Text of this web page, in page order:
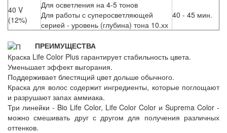
40 V
(12%)
Для осветления на 4-5 тонов
Для работы с суперосветляющей
серией - уровень (глубина) тона 10.хх
40 - 45 мин.
ПРЕИМУЩЕСТВА
Краска Life Color Plus гарантирует стабильность цвета.
Уменьшает эффект выгорания.
Поддерживает блестящий цвет дольше обычного.
Краска для волос содержит ингредиенты, которые поглощают
и разрушают запах аммиака.
Три линейки - Bio Life Color, Life Color Color и Suprema Color -
можно смешивать друг с другом для получения различных
оттенков.